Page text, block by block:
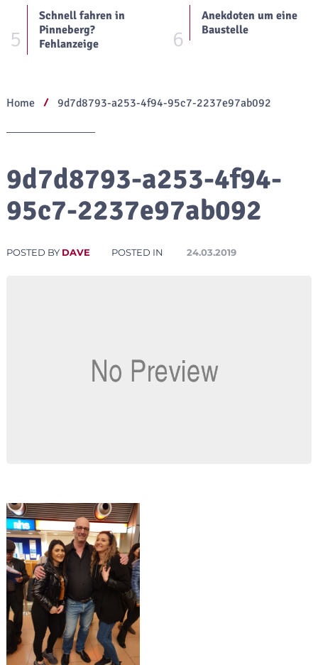
5
Schnell fahren in
Pinneberg?
Fehlanzeige
6
Anekdoten um eine
Baustelle
Home 9d7d8793-a253-4f94-95c7-2237e97ab092
9d7d8793-a253-4f94-
95c7-2237e97ab092
POSTED BY DAVE POSTED IN 24.03.2019